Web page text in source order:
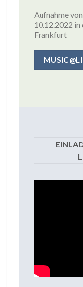
Aufnahme
10.12.2022 in
Frankfurt